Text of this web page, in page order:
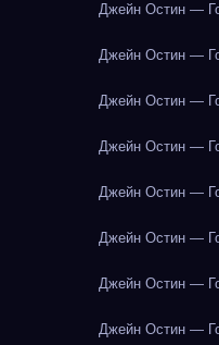
Джейн Остин —
Джейн Остин —
Джейн Остин —
Джейн Остин —
Джейн Остин —
Джейн Остин —
Джейн Остин —
Джейн Остин —